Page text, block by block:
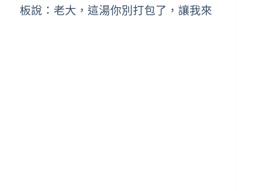
板說：老大，這湯你別打包了，讓我來